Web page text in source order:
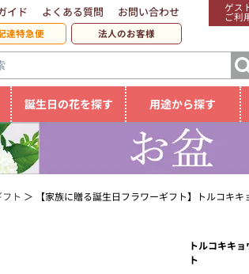
ゲス
ご利
イド よくある質問 お問い合わせ
達特急便 法人のお客様
誕生日の花を探す 用途から探す
ト 【家族に贈る誕生日フラワーギフト】トルコキ
トルコキキ
ト